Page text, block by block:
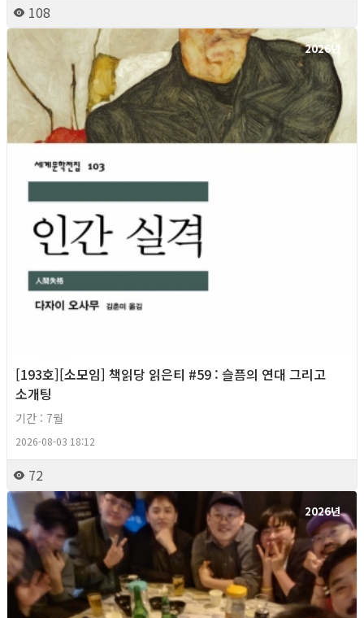
108
2026년
[193호][소모임] 책읽당 읽은티 #59 : 슬픔의 연대 그리고
소개팅
기간 : 7월
2026-08-03 18:12
72
2026년